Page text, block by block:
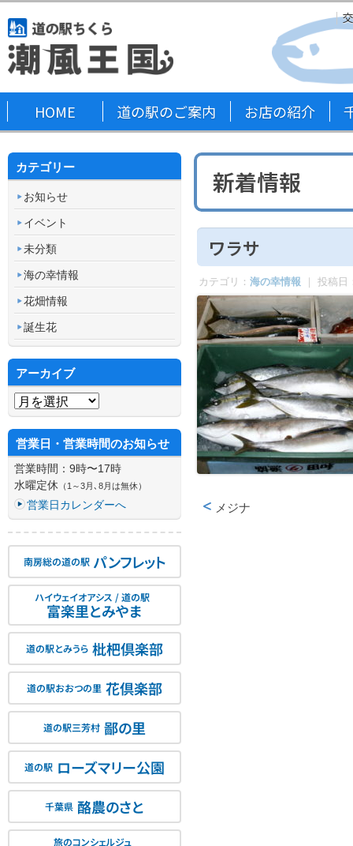
HOME 道の駅のご案内 お店の紹介
新着情報
ワラサ
カテゴリ： 海の幸情報 ｜ 投稿日
メジナ
カテゴリー
お知らせ
イベント
未分類
海の幸情報
花畑情報
誕生花
アーカイブ
アーカイブ
営業日・営業時間のお知らせ
営業時間：9時〜17時
水曜定休 （1～3月､8月は無休）
営業日カレンダーへ
南房総の道の駅 パンフレット
ハイウェイオアシス / 道の駅
富楽里とみやま
道の駅とみうら 枇杷倶楽部
道の駅おおつの里 花倶楽部
道の駅三芳村 鄙の里
道の駅 ローズマリー公園
千葉県 酪農のさと
旅のコンシェルジュ